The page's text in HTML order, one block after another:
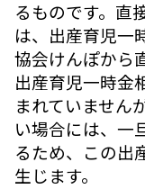
るものです。直
は、出産育児一
協会けんぽから
出産育児一時金
まれていません
い場合には、一
るため、この出
生じます。